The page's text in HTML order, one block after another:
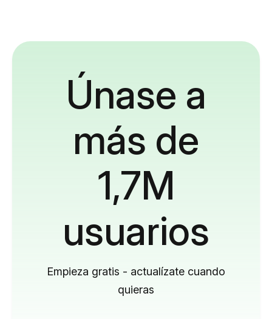
Únase a
más de
1,7M
usuarios
Empieza gratis - actualízate cuando
quieras